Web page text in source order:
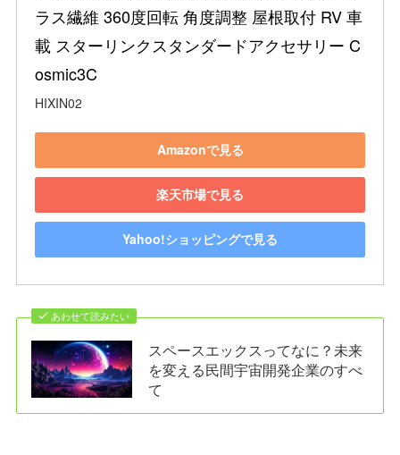
ラス繊維 360度回転 角度調整 屋根取付 RV 車
載 スターリンクスタンダードアクセサリー C
osmic3C
HIXIN02
Amazonで見る
楽天市場で見る
Yahoo!ショッピングで見る
あわせて読みたい
スペースエックスってなに？未来
を変える民間宇宙開発企業のすべ
て